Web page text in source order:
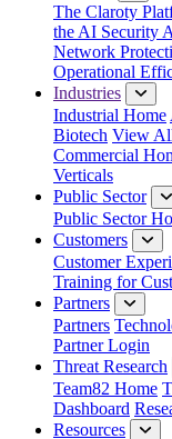
The Claroty
the AI Security
Network
Operational
Industries
Industrial Home
Biotech View
Commercial
Verticals
Public Sector
Public Sector
Customers
Customer
Training for
Partners
Partners
Partner Login
Threat Research
Team82 Home
Dashboard
Resources